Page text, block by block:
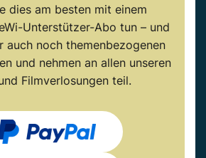
dies am besten mit einem
Unterstützer-Abo tun – und
auch noch themenbezogenen
und nehmen an allen unseren
Filmverlosungen teil.